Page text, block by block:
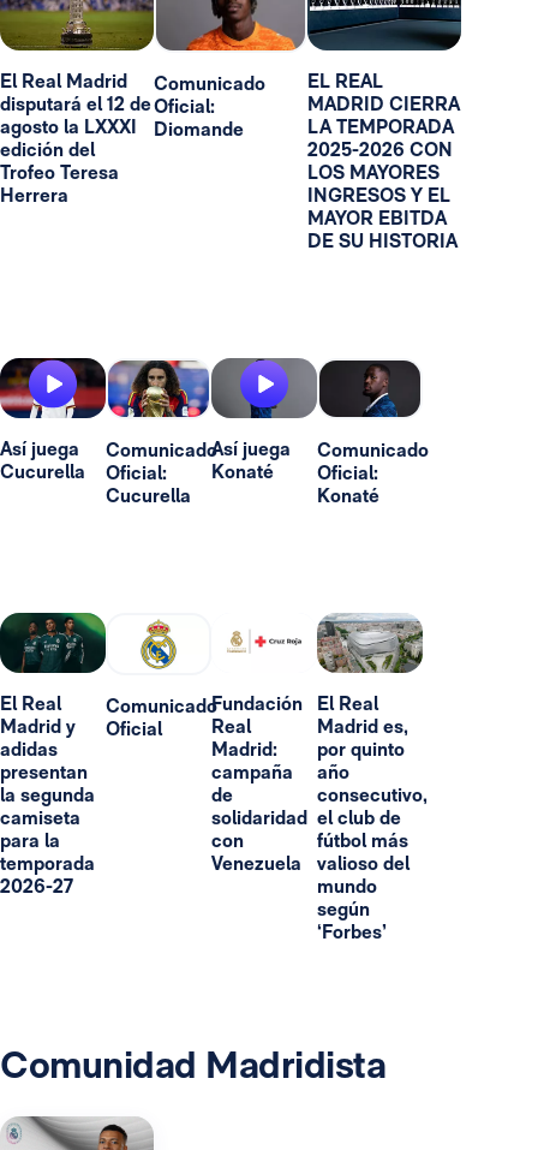
El Real Madrid
disputará el 12 de
agosto la LXXXI
edición del
Trofeo Teresa
Herrera
Comunicado
Oficial:
Diomande
EL REAL
MADRID CIERRA
LA TEMPORADA
2025-2026 CON
LOS MAYORES
INGRESOS Y EL
MAYOR EBITDA
DE SU HISTORIA
Así juega
Cucurella
Comunicado
Oficial:
Cucurella
Así juega
Konaté
Comunicado
Oficial:
Konaté
El Real
Madrid y
adidas
presentan
la segunda
camiseta
para la
temporada
2026-27
Comunicado
Oficial
Fundación
Real
Madrid:
campaña
de
solidaridad
con
Venezuela
El Real
Madrid es,
por quinto
año
consecutivo,
el club de
fútbol más
valioso del
mundo
según
‘Forbes’
Comunidad Madridista